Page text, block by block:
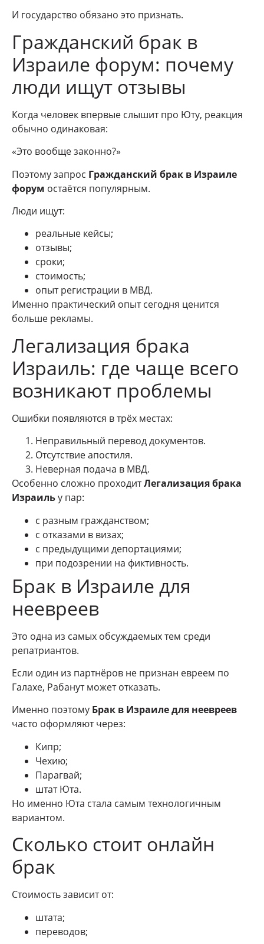
И государство обязано это признать.
Гражданский брак в
Израиле форум: почему
люди ищут отзывы
Когда человек впервые слышит про Юту, реакция
обычно одинаковая:
«Это вообще законно?»
Поэтому запрос Гражданский брак в Израиле
форум остаётся популярным.
Люди ищут:
реальные кейсы;
отзывы;
сроки;
стоимость;
опыт регистрации в МВД.
Именно практический опыт сегодня ценится
больше рекламы.
Легализация брака
Израиль: где чаще всего
возникают проблемы
Ошибки появляются в трёх местах:
Неправильный перевод документов.
Отсутствие апостиля.
Неверная подача в МВД.
Особенно сложно проходитЛегализация брака
Израильу пар:
с разным гражданством;
с отказами в визах;
с предыдущими депортациями;
при подозрении на фиктивность.
Брак в Израиле для
неевреев
Это одна из самых обсуждаемых тем среди
репатриантов.
Если один из партнёров не признан евреем по
Галахе, Рабанут может отказать.
Именно поэтому Брак в Израиле для неевреев
часто оформляют через:
Кипр;
Чехию;
Парагвай;
штат Юта.
Но именно Юта стала самым технологичным
вариантом.
Сколько стоит онлайн
брак
Стоимость зависит от:
штата;
переводов;